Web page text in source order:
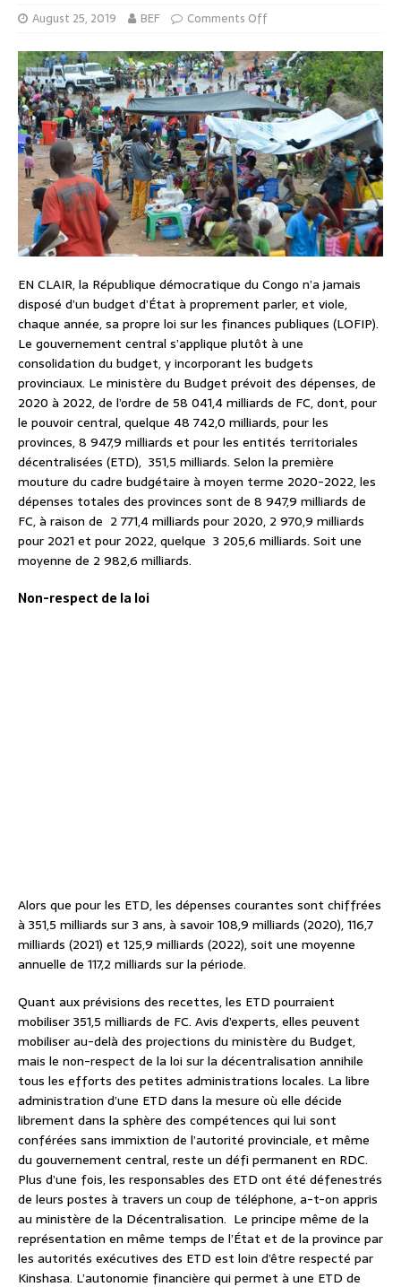
August 25, 2019 BEF Comments Off
EN CLAIR, la République démocratique du Congo n’a jamais
disposé d’un budget d’État à proprement parler, et viole,
chaque année, sa propre loi sur les finances publiques (LOFIP).
Le gouvernement central s’applique plutôt à une
consolidation du budget, y incorporant les budgets
provinciaux. Le ministère du Budget prévoit des dépenses, de
2020 à 2022, de l’ordre de 58 041,4 milliards de FC, dont, pour
le pouvoir central, quelque 48 742,0 milliards, pour les
provinces, 8 947,9 milliards et pour les entités territoriales
décentralisées (ETD), 351,5 milliards. Selon la première
mouture du cadre budgétaire à moyen terme 2020-2022, les
dépenses totales des provinces sont de 8 947,9 milliards de
FC, à raison de 2 771,4 milliards pour 2020, 2 970,9 milliards
pour 2021 et pour 2022, quelque 3 205,6 milliards. Soit une
moyenne de 2 982,6 milliards.
Non-respect de la loi
Alors que pour les ETD, les dépenses courantes sont chiffrées
à 351,5 milliards sur 3 ans, à savoir 108,9 milliards (2020), 116,7
milliards (2021) et 125,9 milliards (2022), soit une moyenne
annuelle de 117,2 milliards sur la période.
Quant aux prévisions des recettes, les ETD pourraient
mobiliser 351,5 milliards de FC. Avis d’experts, elles peuvent
mobiliser au-delà des projections du ministère du Budget,
mais le non-respect de la loi sur la décentralisation annihile
tous les efforts des petites administrations locales. La libre
administration d’une ETD dans la mesure où elle décide
librement dans la sphère des compétences qui lui sont
conférées sans immixtion de l’autorité provinciale, et même
du gouvernement central, reste un défi permanent en RDC.
Plus d’une fois, les responsables des ETD ont été défenestrés
de leurs postes à travers un coup de téléphone, a-t-on appris
au ministère de la Décentralisation. Le principe même de la
représentation en même temps de l’État et de la province par
les autorités exécutives des ETD est loin d’être respecté par
Kinshasa. L’autonomie financière qui permet à une ETD de